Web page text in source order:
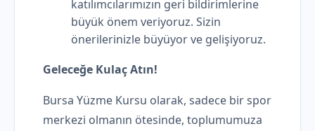
katılımcılarımızın geri bildirimlerine
büyük önem veriyoruz. Sizin
önerilerinizle büyüyor ve gelişiyoruz.
Geleceğe Kulaç Atın!
Bursa Yüzme Kursu olarak, sadece bir spor
merkezi olmanın ötesinde, toplumumuza